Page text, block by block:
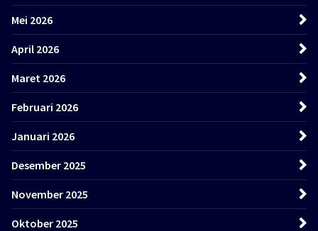
Mei 2026
April 2026
Maret 2026
Februari 2026
Januari 2026
Desember 2025
November 2025
Oktober 2025